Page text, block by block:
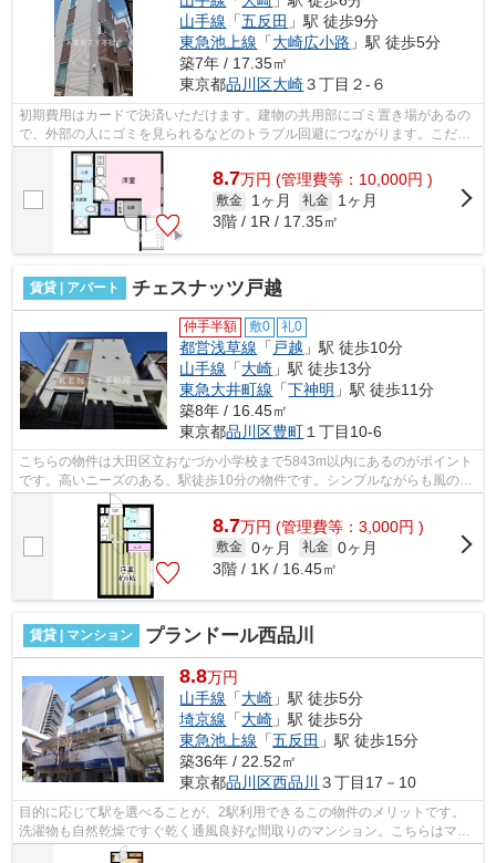
山手線 「五反田 」駅 徒歩9分
東急池上線 「大崎広小路 」駅 徒歩5分
築7年 / 17.35㎡
東京都品川区大崎３丁目２-６
初期費用はカードで決済いただけます。建物の共用部にゴミ置き場があるの
で、外部の人にゴミを見られるなどのトラブル回避につながります。こだわ
り派の方も満足度の高いデザイナーズ...
8.7万円 (管理費等：10,000円 )
敷金 1ヶ月 礼金
1ヶ月
3階 / 1R / 17.35㎡
賃貸 | アパート チェスナッツ戸越
仲手半額 敷0 礼0
都営浅草線 「 戸越 」駅 徒歩10分
山手線 「大崎 」駅 徒歩13分
東急大井町線 「下神明 」駅 徒歩11分
築8年 / 16.45㎡
東京都品川区豊町１丁目10-6
こちらの物件は大田区立おなづか小学校まで5843m以内にあるのがポイント
です。高いニーズのある、駅徒歩10分の物件です。シンプルながらも風の通
り道がしっかり造られているアパートで...
8.7万円 (管理費等：3,000円 )
敷金 0ヶ月 礼金 0ヶ月
3階 / 1K / 16.45㎡
賃貸 | マンション プランドール西品川
8.8万円
山手線 「大崎 」駅 徒歩5分
埼京線 「大崎 」駅 徒歩5分
東急池上線 「五反田 」駅 徒歩15分
築36年 / 22.52㎡
東京都品川区西品川 ３丁目17－10
目的に応じて駅を選べることが、2駅利用できるこの物件のメリットです。
洗濯物も自然乾燥ですぐ乾く通風良好な間取りのマンション。こちらはマン
ションタイプになります。初期費用のカ...